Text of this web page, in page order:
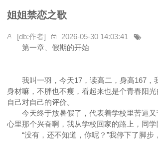
姐姐禁恋之歌
[db:作者]
2026-05-30 14:03:41
第一章、假期的开始
我叫一羽，今天17，读高二，身高167，
身材嘛，不胖也不瘦，看起来也是个青春阳
自己对自己的评价。
今天终于放暑假了，代表着学校里苦逼又
心里那个兴奋啊，我从学校回家的路上，同
“没有，还不知道，你呢？”我停下了脚步